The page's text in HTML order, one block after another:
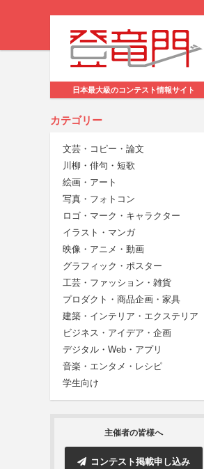
日本最大級のコンテスト情報サイト
カテゴリー
文芸・コピー・論文
川柳・俳句・短歌
絵画・アート
写真・フォトコン
ロゴ・マーク・キャラクター
イラスト・マンガ
映像・アニメ・動画
グラフィック・ポスター
工芸・ファッション・雑貨
プロダクト・商品企画・家具
建築・インテリア・エクステリア
ビジネス・アイデア・企画
デジタル・Web・アプリ
音楽・エンタメ・レシピ
学生向け
主催者の皆様へ
コンテスト掲載申し込み